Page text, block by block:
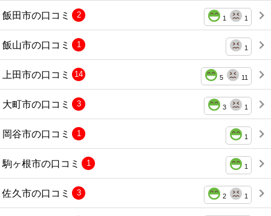
飯田市の口コミ 1 1
2
飯山市の口コミ 1
1
上田市の口コミ 5 11
14
大町市の口コミ 3 1
3
岡谷市の口コミ 1
1
駒ヶ根市の口コミ 1
1
佐久市の口コミ 2 1
3